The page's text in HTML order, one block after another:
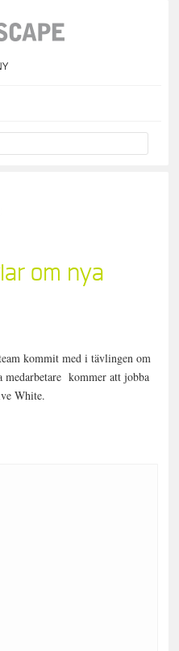
om nya
kommit med i tävlingen om
kommer att jobba
White.